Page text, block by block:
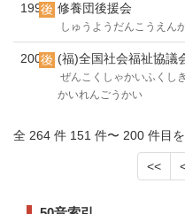
199 修養団後援会
しゅうようだんこうえん
200 (福)全国社会福祉協議
ぜんこくしゃかいふくし
かいれんごうかい
全 264 件 151 件〜 200 件目
<<